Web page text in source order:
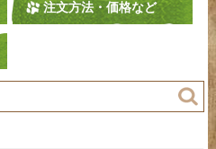
注文方法・価格など